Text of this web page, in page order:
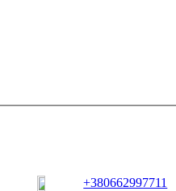
+380662997711